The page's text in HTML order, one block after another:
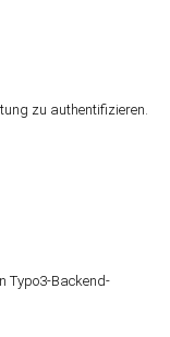
zu authentifizieren.
Typo3-Backend-